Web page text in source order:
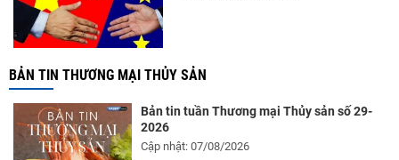
BẢN TIN THƯƠNG MẠI THỦY SẢN
Bản tin tuần Thương mại Thủy sản số 29-
2026
Cập nhật: 07/08/2026